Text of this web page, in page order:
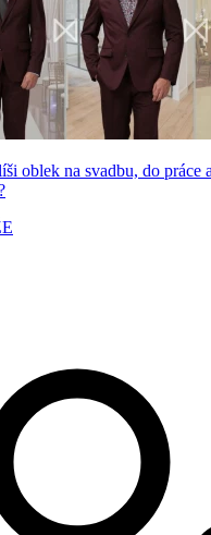
oblek na svadbu, do práce